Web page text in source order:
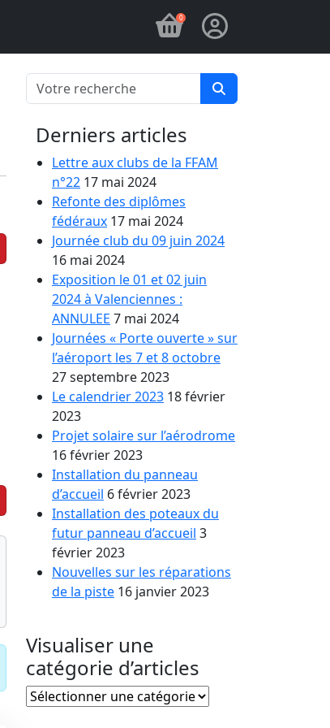
0
Derniers articles
Lettre aux clubs de la FFAM
n°22 17 mai 2024
Refonte des diplômes
fédéraux 17 mai 2024
Journée club du 09 juin 2024
16 mai 2024
Exposition le 01 et 02 juin
2024 à Valenciennes :
ANNULEE 7 mai 2024
Journées « Porte ouverte » sur
l’aéroport les 7 et 8 octobre
27 septembre 2023
Le calendrier 2023 18 février
2023
Projet solaire sur l’aérodrome
16 février 2023
Installation du panneau
d’accueil 6 février 2023
Installation des poteaux du
futur panneau d’accueil 3
février 2023
Nouvelles sur les réparations
de la piste 16 janvier 2023
Visualiser une
catégorie d’articles
Visualiser